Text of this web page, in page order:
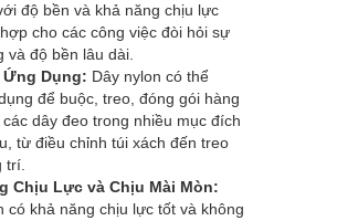
độ bền và khả năng chịu lực
cho các công việc đòi hỏi sự
và độ bền lâu dài.
Ứng Dụng: Dây nylon có thể
để buộc, treo, đóng gói hàng
các dây đeo trong nhiều mục đích
từ điều chỉnh túi xách đến treo
trí.
Chịu Lực và Chịu Mài Mòn:
có khả năng chịu lực tốt và không